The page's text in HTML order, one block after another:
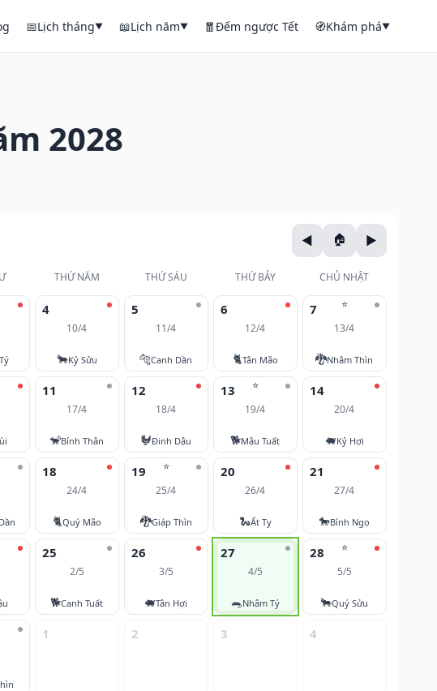
📅Lịch tháng▼ 📖Lịch năm▼ 🧧Đếm ngược Tết 🧭Khám phá▼
2028
THỨ NĂM THỨ SÁU THỨ BẢY
CHỦ NHẬT
4
10/4
🐂Kỷ Sửu
5
11/4
🐅Canh Dần
6
12/4
🐈Tân Mão
⭐
7
13/4
🐉Nhâm Thìn
11
17/4
🐒Bính Thân
12
18/4
🐓Đinh Dậu
⭐
13
19/4
🐕Mậu Tuất
14
20/4
🐖Kỷ Hợi
18
24/4
🐈Quý Mão
⭐
19
25/4
🐉Giáp Thìn
20
26/4
🐍Ất Tỵ
21
27/4
🐎Bính Ngọ
25
2/5
🐕Canh Tuất
26
3/5
🐖Tân Hợi
27
4/5
🐀Nhâm Tý
⭐
28
5/5
🐂Quý Sửu
1 2 3 4